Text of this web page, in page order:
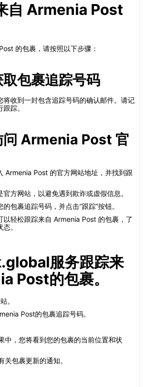
自 Armenia Post
的包裹，请按照以下步骤：
包裹追踪号码
将收到一封包含追踪号码的确认邮件。请记
踪。
问 Armenia Post 官
Armenia Post 的官方网站地址，并找到跟
方网站，以避免遇到欺诈或虚假信息。
包裹追踪号码，并点击“跟踪”按钮。
以轻松跟踪来自 Armenia Post 的包裹，了
。
服务跟踪来
Post的包裹。
。
Post的包裹追踪号码。
中，您将看到您的包裹的当前位置和状
包裹更新的通知。